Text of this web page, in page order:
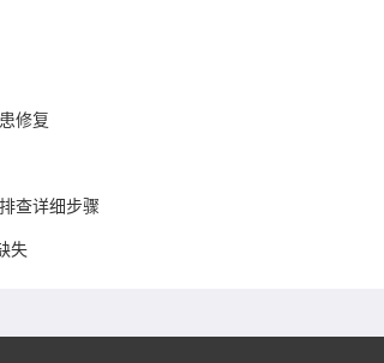
修复
查详细步骤
失